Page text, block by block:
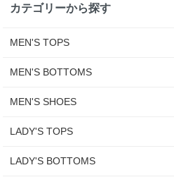
カテゴリーから探す
MEN'S TOPS
MEN'S BOTTOMS
MEN'S SHOES
LADY'S TOPS
LADY'S BOTTOMS